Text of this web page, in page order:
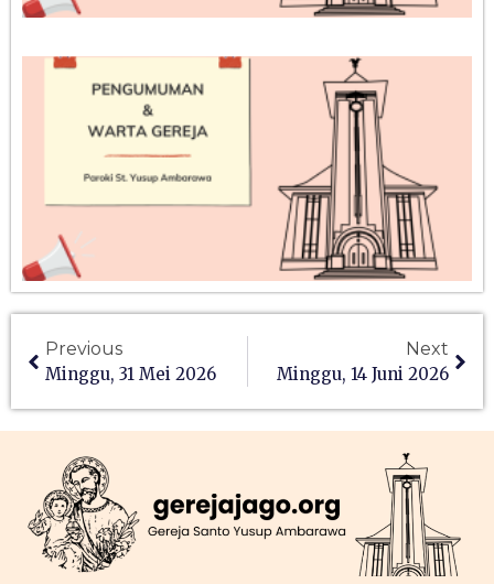
Previous
Minggu, 31 Mei 2026
Next
Minggu, 14 Juni 2026